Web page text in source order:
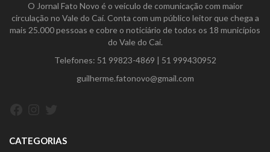
O Jornal Fato Novo é o veículo de comunicação com maior
circulação no Vale do Caí. Conta com um público leitor que chega a
mais 25.000 pessoas e cobre o noticiário de todos os 18 municípios
do Vale do Caí.
Telefones: 51 99823-4869 | 51 999430952
guilherme.fatonovo@gmail.com
CATEGORIAS